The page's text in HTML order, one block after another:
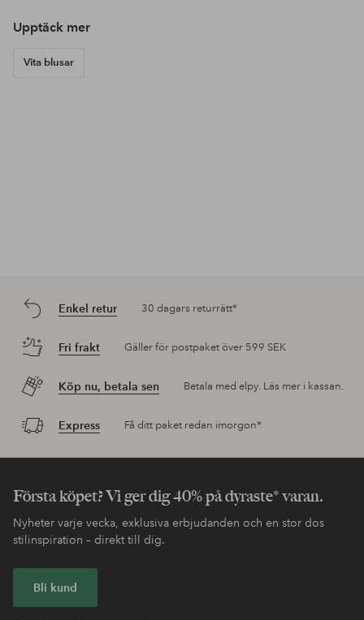
Upptäck mer
Vita blusar
Enkel retur 30 dagars returrätt*
Fri frakt Gäller för postpaket över 599 SEK
Köp nu, betala sen Betala med elpy. Läs mer i kassan.
Express Få ditt paket redan imorgon*
Första köpet? Vi ger dig 40% på dyraste* varan.
Nyheter varje vecka, exklusiva erbjudanden och en stor dos
stilinspiration – direkt till dig.
Bli kund